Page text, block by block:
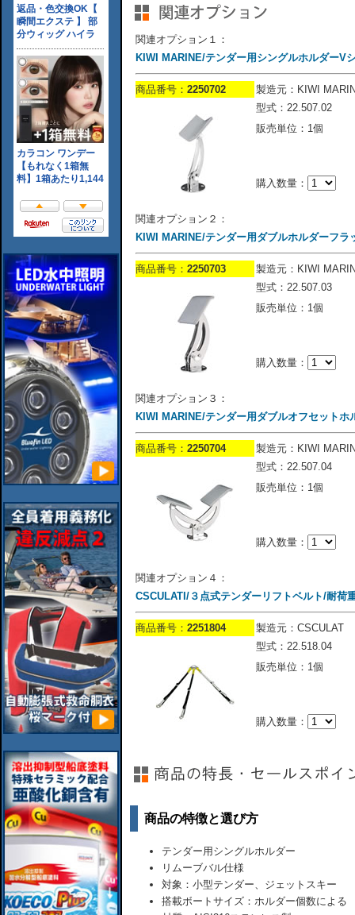
関連オプション１：
KIWI MARINE/テンダー用シングルホルダーV
商品番号： 2250702
製造元：KIWI
型式：22.507.02
販売単位：1個
購入数量：
関連オプション２：
KIWI MARINE/テンダー用ダブルホルダーフラ
商品番号： 2250703
製造元：KIWI
型式：22.507.03
販売単位：1個
購入数量：
関連オプション３：
KIWI MARINE/テンダー用ダブルオフセットホ
商品番号： 2250704
製造元：KIWI
型式：22.507.04
販売単位：1個
購入数量：
関連オプション４：
CSCULATI/３点式テンダーリフトベルト/耐荷
商品番号： 2251804
製造元：CSCULAT
型式：22.518.04
販売単位：1個
購入数量：
商品の特徴と選び方
テンダー用シングルホルダー
リムーブバル仕様
対象：小型テンダー、ジェットスキー
搭載ボートサイズ：ホルダー個数による